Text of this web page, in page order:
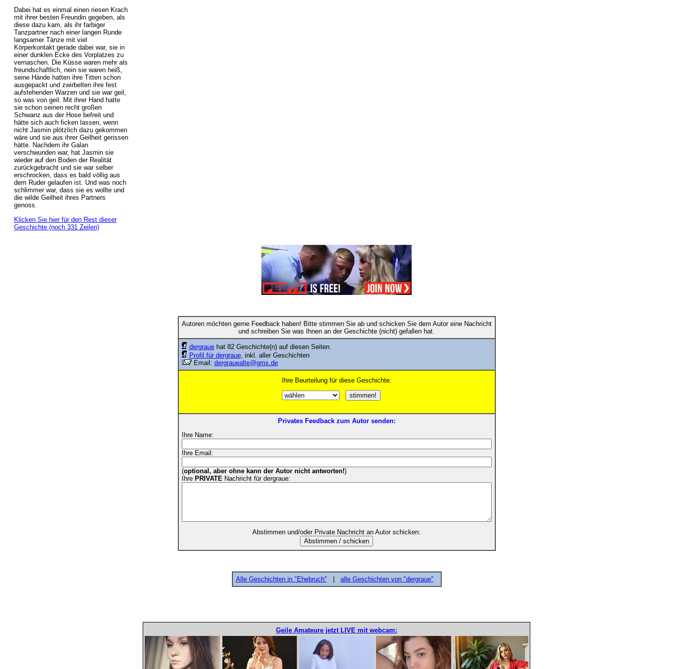
Dabei hat es einmal einen riesen Krach
mit ihrer besten Freundin gegeben, als
diese dazu kam, als ihr farbiger
Tanzpartner nach einer langen Runde
langsamer Tänze mit viel
Körperkontakt gerade dabei war, sie in
einer dunklen Ecke des Vorplatzes zu
vernaschen. Die Küsse waren mehr als
freundschaftlich, nein sie waren heiß,
seine Hände hatten ihre Titten schon
ausgepackt und zwirbelten ihre fest
aufstehenden Warzen und sie war geil,
so was von geil. Mit ihrer Hand hatte
sie schon seinen recht großen
Schwanz aus der Hose befreit und
hätte sich auch ficken lassen, wenn
nicht Jasmin plötzlich dazu gekommen
wäre und sie aus ihrer Geilheit gerissen
hätte. Nachdem ihr Galan
verschwunden war, hat Jasmin sie
wieder auf den Boden der Realität
zurückgebracht und sie war selber
erschrocken, dass es bald völlig aus
dem Ruder gelaufen ist. Und was noch
schlimmer war, dass sie es wollte und
die wilde Geilheit ihres Partners
genoss.
Klicken Sie hier für den Rest dieser
Geschichte (noch 331 Zeilen)
Autoren möchten gerne Feedback haben! Bitte stimmen Sie ab und schicken Sie dem Autor eine Nachricht
und schreiben Sie was Ihnen an der Geschichte (nicht) gefallen hat.
dergrauehat 82 Geschichte(n) auf diesen Seiten.
Profil für dergraue, inkl. aller Geschichten
Email: dergrauealte@gmx.de
Ihre Beurteilung für diese Geschichte:
Privates Feedback zum Autor senden:
Ihre Name:
Ihre Email:
(optional, aber ohne kann der Autor nicht antworten!)
Ihre PRIVATE Nachricht für dergraue:
Abstimmen und/oder Private Nachricht an Autor schicken:
Alle Geschichten in "Ehebruch" alle Geschichten von "dergraue"
Geile Amateure jetzt LIVE mit webcam: